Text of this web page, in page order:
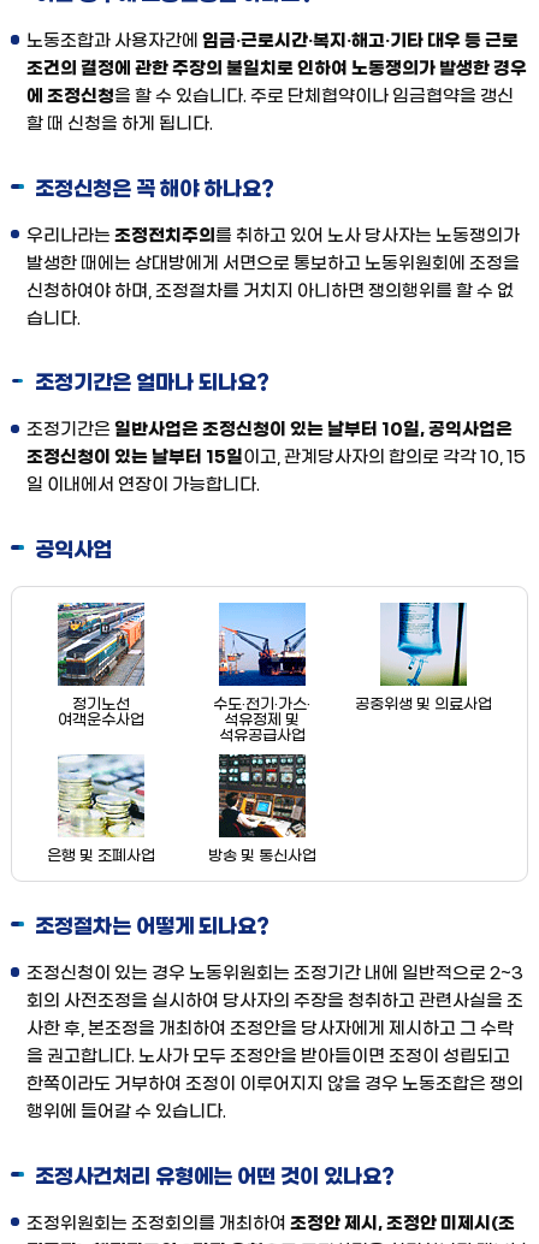
노동조합과 사용자간에임금·근로시간·복지·해고·기타 대우 등 근로
조건의 결정에 관한 주장의 불일치로 인하여 노동쟁의가 발생한 경우
에 조정신청을 할 수 있습니다. 주로 단체협약이나 임금협약을 갱신
할 때 신청을 하게 됩니다.
조정신청은 꼭 해야 하나요?
우리나라는 조정전치주의를 취하고 있어 노사 당사자는 노동쟁의가
발생한 때에는 상대방에게 서면으로 통보하고 노동위원회에 조정을
신청하여야 하며, 조정절차를 거치지 아니하면 쟁의행위를 할 수 없
습니다.
조정기간은 얼마나 되나요?
조정기간은일반사업은 조정신청이 있는 날부터 10일, 공익사업은
조정신청이 있는 날부터 15일이고, 관계당사자의 합의로 각각 10, 15
일 이내에서 연장이 가능합니다.
공익사업
정기노선
여객운수사업
수도·전기·가스·
석유정제 및
석유공급사업
공중위생 및 의료사업
은행 및 조폐사업 방송 및 통신사업
조정절차는 어떻게 되나요?
조정신청이 있는 경우 노동위원회는 조정기간 내에 일반적으로 2~3
회의 사전조정을 실시하여 당사자의 주장을 청취하고 관련사실을 조
사한 후, 본조정을 개최하여 조정안을 당사자에게 제시하고 그 수락
을 권고합니다. 노사가 모두 조정안을 받아들이면 조정이 성립되고
한쪽이라도 거부하여 조정이 이루어지지 않을 경우 노동조합은 쟁의
행위에 들어갈 수 있습니다.
조정사건처리 유형에는 어떤 것이 있나요?
조정위원회는 조정회의를 개최하여조정안 제시, 조정안 미제시(조